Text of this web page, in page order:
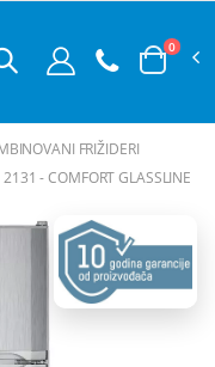
0
FRIŽIDERI
- COMFORT GLASSLINE